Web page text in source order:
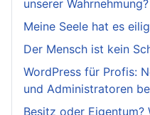
unserer Wahrnehmung?
Meine Seele hat es eilig
Der Mensch ist kein
WordPress für Profis:
und Administratoren
Besitz oder Eigentum?